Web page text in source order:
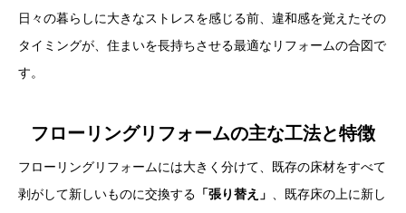
日々の暮らしに大きなストレスを感じる前、違和感を覚えたその
タイミングが、住まいを長持ちさせる最適なリフォームの合図で
す。
フローリングリフォームの主な工法と特徴
フローリングリフォームには大きく分けて、既存の床材をすべて
剥がして新しいものに交換する 「張り替え」
、既存床の上に新し